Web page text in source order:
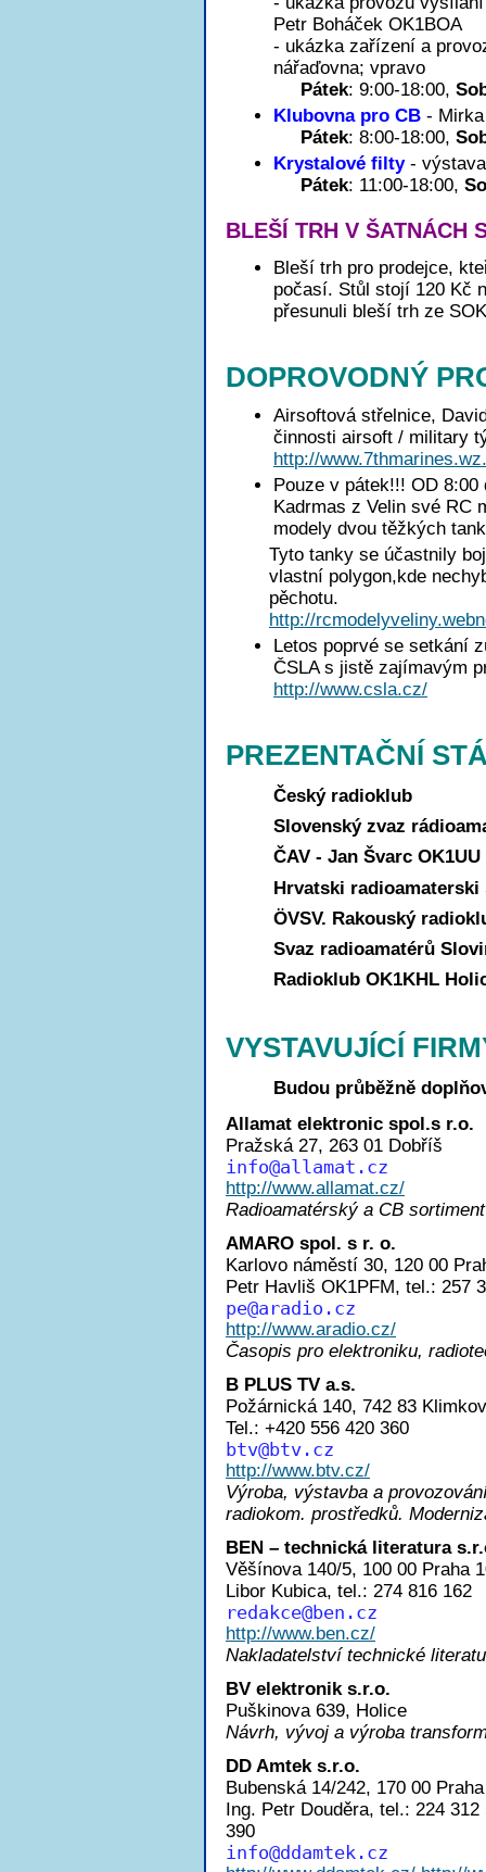
Petr Boháček OK1BOA
- ukázka zařízení a
nářaďovna; vpravo
Pátek: 9:00-18:00,
Klubovna pro CB -
Pátek: 8:00-18:00,
Krystalové filty- výstava
Pátek: 11:00-18:00,
BLEŠÍ TRH V ŠATNÁCH
Bleší trh pro prodejce,
počasí. Stůl stojí 120 Kč
přesunuli bleší trh ze
DOPROVODNÝ
Airsoftová střelnice,
činnosti airsoft / military
http://
Pouze v pátek!!! OD 8:00
Kadrmas z Velin své RC
modely dvou těžkých
Tyto tanky se účastnily
vlastní polygon,kde
pěchotu.
http://
Letos poprvé se setkání
ČSLA s jistě zajímavým
http://www.csla.cz/
PREZENTAČNÍ
Český radioklub
Slovenský zvaz
ČAV - Jan Švarc OK1UU
Hrvatski radioamaterski
ÖVSV. Rakouský
Svaz radioamatérů
Radioklub OK1KHL
VYSTAVUJÍCÍ
Budou průběžně
Allamat elektronic spol.s r.o.
Pražská 27, 263 01 Dobříš
info@allamat.cz
http://www.allamat.cz/
Radioamatérský a CB sortiment
AMARO spol. s r. o.
Karlovo náměstí 30, 120 00
Petr Havliš OK1PFM, tel.: 257
pe@aradio.cz
http://www.aradio.cz/
Časopis pro elektroniku,
B PLUS TV a.s.
Požárnická 140, 742 83
Tel.: +420 556 420 360
btv@btv.cz
http://www.btv.cz/
Výroba, výstavba a
radiokom. prostředků.
BEN – technická literatura
Věšínova 140/5, 100 00 Praha
Libor Kubica, tel.: 274 816 162
redakce@ben.cz
http://www.ben.cz/
Nakladatelství technické
BV elektronik s.r.o.
Puškinova 639, Holice
Návrh, vývoj a výroba
DD Amtek s.r.o.
Bubenská 14/242, 170 00
Ing. Petr Douděra, tel.: 224
390
info@ddamtek.cz